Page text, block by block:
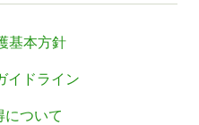
基本方針
イドライン
について